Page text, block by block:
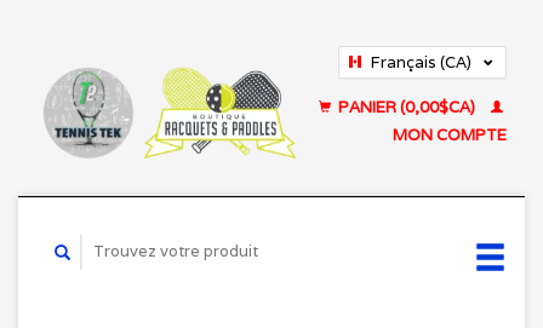
Français (CA)
PANIER (0,00$CA)
MON COMPTE